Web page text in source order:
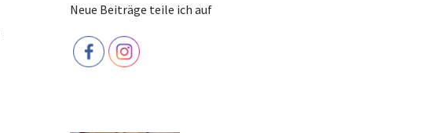
Neue Beiträge teile ich auf